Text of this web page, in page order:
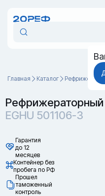
Главная Каталог
Рефрижераторный
EGHU 501106-3
Гарантия
до 12
месяцев
Контейнер без
пробега по РФ
Прошел
таможенный
контроль